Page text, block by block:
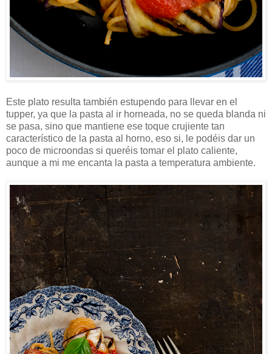
Este plato resulta también estupendo para llevar en el
tupper, ya que la pasta al ir horneada, no se queda blanda ni
se pasa, sino que mantiene ese toque crujiente tan
característico de la pasta al horno, eso si, le podéis dar un
poco de microondas si queréis tomar el plato caliente,
aunque a mi me encanta la pasta a temperatura ambiente.